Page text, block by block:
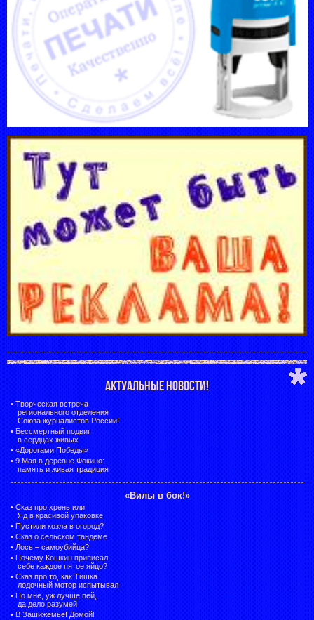
АКТУАЛЬНЫЕ НОВОСТИ!
• Творческая встреча
регионального отделения
Союза журналистов России!
• Бессмертный подвиг
в сердцах живых
• «Дорогами Победы»
• 9 Мая в деревне Фокино:
память и живая традиция
«Вилы в бок!»
• Сказ про хрень или
Яд в красивой упаковке
• Пустили козла в огород?
• Сказ о сельском тандеме
• Лось – самоубийца?
• Почему Кошкин приписал
себе каждое пятое яйцо?
• Сказ про то, как Тишка
лодочный мотор испытывал
• По мне, уж лучше пей,
да дело разумей
• В Зашижемье! Домой!